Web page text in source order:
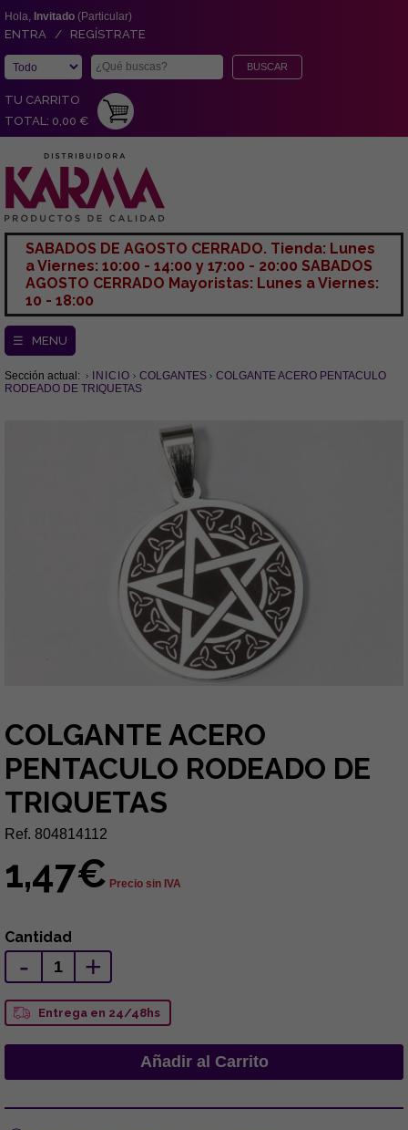
Hola, Invitado (Particular)
ENTRA / REGÍSTRATE
TU CARRITO
TOTAL: 0,00 €
SABADOS DE AGOSTO CERRADO. Tienda: Lunes
a Viernes: 10:00 - 14:00 y 17:00 - 20:00 SABADOS
AGOSTO CERRADO Mayoristas: Lunes a Viernes:
10 - 18:00
☰ MENU
Sección actual: INICIO COLGANTES
COLGANTE ACERO PENTACULO
RODEADO DE TRIQUETAS
COLGANTE ACERO
PENTACULO RODEADO DE
TRIQUETAS
Ref. 804814112
1,47€ Precio sin IVA
Cantidad
- +
Entrega en 24/48hs